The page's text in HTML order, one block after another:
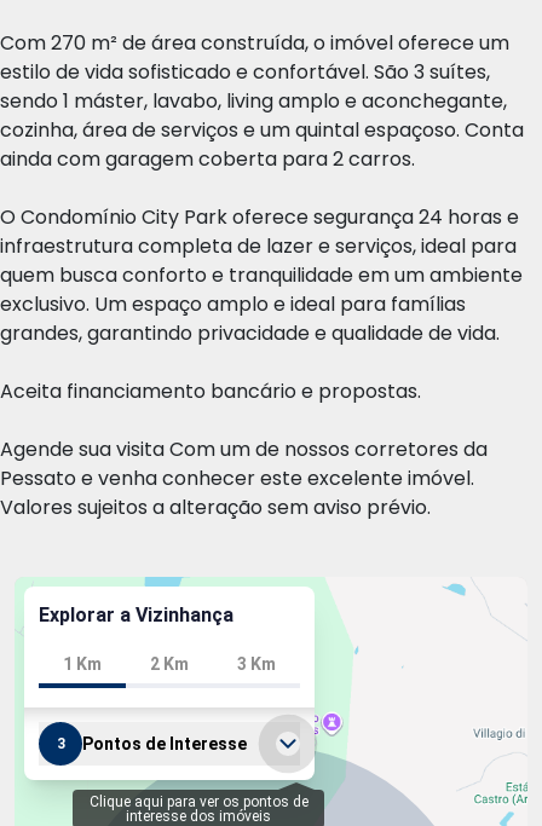
Com 270 m² de área construída, o imóvel oferece um
estilo de vida sofisticado e confortável. São 3 suítes,
sendo 1 máster, lavabo, living amplo e aconchegante,
cozinha, área de serviços e um quintal espaçoso. Conta
ainda com garagem coberta para 2 carros.
O Condomínio City Park oferece segurança 24 horas e
infraestrutura completa de lazer e serviços, ideal para
quem busca conforto e tranquilidade em um ambiente
exclusivo. Um espaço amplo e ideal para famílias
grandes, garantindo privacidade e qualidade de vida.
Aceita financiamento bancário e propostas.
Agende sua visita Com um de nossos corretores da
Pessato e venha conhecer este excelente imóvel.
Valores sujeitos a alteração sem aviso prévio.